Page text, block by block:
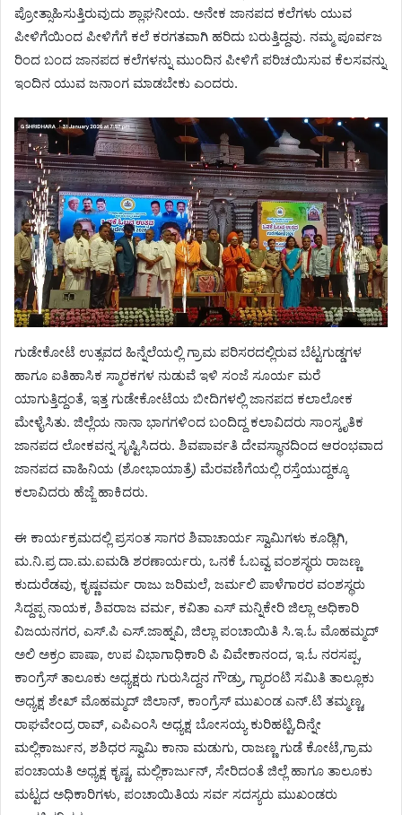
ಪ್ರೋತ್ಸಾಹಿಸುತ್ತಿರುವುದು ಶ್ಲಾಘನೀಯ. ಅನೇಕ ಜಾನಪದ ಕಲೆಗಳು ಯುವ
ಪೀಳಿಗೆಯಿಂದ ಪೀಳಿಗೆಗೆ ಕಲೆ ಕರಗತವಾಗಿ ಹರಿದು ಬರುತ್ತಿದ್ದವು. ನಮ್ಮ ಪೂರ್ವಜ
ರಿಂದ ಬಂದ ಜಾನಪದ ಕಲೆಗಳನ್ನು ಮುಂದಿನ ಪೀಳಿಗೆ ಪರಿಚಯಿಸುವ ಕೆಲಸವನ್ನು
ಇಂದಿನ ಯುವ ಜನಾಂಗ ಮಾಡಬೇಕು ಎಂದರು.
ಗುಡೇಕೋಟೆ ಉತ್ಸವದ ಹಿನ್ನೆಲೆಯಲ್ಲಿ ಗ್ರಾಮ ಪರಿಸರದಲ್ಲಿರುವ ಬೆಟ್ಟಗುಡ್ಡಗಳ
ಹಾಗೂ ಐತಿಹಾಸಿಕ ಸ್ಮಾರಕಗಳ ನುಡುವೆ ಇಳಿ ಸಂಜೆ ಸೂರ್ಯ ಮರೆ
ಯಾಗುತ್ತಿದ್ದಂತೆ, ಇತ್ತ ಗುಡೇಕೋಟೆಯ ಬೀದಿಗಳಲ್ಲಿ ಜಾನಪದ ಕಲಾಲೋಕ
ಮೇಳೈಸಿತು. ಜಿಲ್ಲೆಯ ನಾನಾ ಭಾಗಗಳಿಂದ ಬಂದಿದ್ದ ಕಲಾವಿದರು ಸಾಂಸ್ಕೃತಿಕ
ಜಾನಪದ ಲೋಕವನ್ನ ಸೃಷ್ಟಿಸಿದರು. ಶಿವಪಾರ್ವತಿ ದೇವಸ್ಥಾನದಿಂದ ಆರಂಭವಾದ
ಜಾನಪದ ವಾಹಿನಿಯ (ಶೋಭಾಯಾತ್ರೆ) ಮೆರವಣಿಗೆಯಲ್ಲಿ ರಸ್ತೆಯುದ್ದಕ್ಕೂ
ಕಲಾವಿದರು ಹೆಜ್ಜೆ ಹಾಕಿದರು.
ಈ ಕಾರ್ಯಕ್ರಮದಲ್ಲಿ ಪ್ರಸಂತ ಸಾಗರ ಶಿವಾಚಾರ್ಯ ಸ್ವಾಮಿಗಳು ಕೂಡ್ಲಿಗಿ,
ಮ.ನಿ.ಪ್ರ ದಾ.ಮ.ಐಮಡಿ ಶರಣಾರ್ಯರು, ಒನಕೆ ಓಬವ್ವ ವಂಶಸ್ಥರು ರಾಜಣ್ಣ
ಕುದುರೆಡವು, ಕೃಷ್ಣವರ್ಮ ರಾಜು ಜರಿಮಲೆ, ಜರ್ಮಲಿ ಪಾಳೆಗಾರರ ವಂಶಸ್ಥರು
ಸಿದ್ದಪ್ಪ ನಾಯಕ, ಶಿವರಾಜ ವರ್ಮ, ಕವಿತಾ ಎಸ್ ಮನ್ನಿಕೇರಿ ಜಿಲ್ಲಾ ಅಧಿಕಾರಿ
ವಿಜಯನಗರ, ಎಸ್‌.ಪಿ ಎಸ್.ಜಾಹ್ನವಿ, ಜಿಲ್ಲಾ ಪಂಚಾಯಿತಿ ಸಿ.ಇ.ಓ ಮೊಹಮ್ಮದ್
ಅಲಿ ಅಕ್ರಂ ಪಾಷಾ, ಉಪ ವಿಭಾಗಾಧಿಕಾರಿ ಪಿ ವಿವೇಕಾನಂದ, ಇ.ಓ ನರಸಪ್ಪ,
ಕಾಂಗ್ರೆಸ್ ತಾಲೂಕು ಅಧ್ಯಕ್ಷರು ಗುರುಸಿದ್ದನ ಗೌಡ್ರು, ಗ್ಯಾರಂಟಿ ಸಮಿತಿ ತಾಲ್ಲೂಕು
ಅಧ್ಯಕ್ಷ ಶೇಖ್‌ ಮೊಹಮ್ಮದ್ ಜಿಲಾನ್‌, ಕಾಂಗ್ರೆಸ್ ಮುಖಂಡ ಎನ್.ಟಿ ತಮ್ಮಣ್ಣ,
ರಾಘವೇಂದ್ರ ರಾವ್, ಎಪಿಎಂಸಿ ಅಧ್ಯಕ್ಷ ಬೋಸಯ್ಯ ಕುರಿಹಟ್ಟಿ,ದಿನ್ನೇ
ಮಲ್ಲಿಕಾರ್ಜುನ, ಶಶಿಧರ ಸ್ವಾಮಿ ಕಾನಾ ಮಡುಗು, ರಾಜಣ್ಣ ಗುಡೆ ಕೋಟೆ,ಗ್ರಾಮ
ಪಂಚಾಯತಿ ಅಧ್ಯಕ್ಷ ಕೃಷ್ಣ, ಮಲ್ಲಿಕಾರ್ಜುನ್, ಸೇರಿದಂತೆ ಜಿಲ್ಲೆ ಹಾಗೂ ತಾಲೂಕು
ಮಟ್ಟದ ಅಧಿಕಾರಿಗಳು, ಪಂಚಾಯಿತಿಯ ಸರ್ವ ಸದಸ್ಯರು ಮುಖಂಡರು